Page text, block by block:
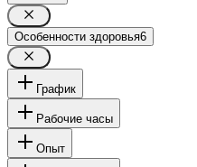
Особенности здоровья6
График
Рабочие часы
Опыт